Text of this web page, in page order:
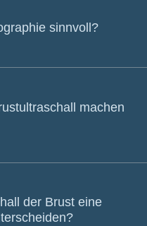
sinnvoll?
machen
der Brust eine